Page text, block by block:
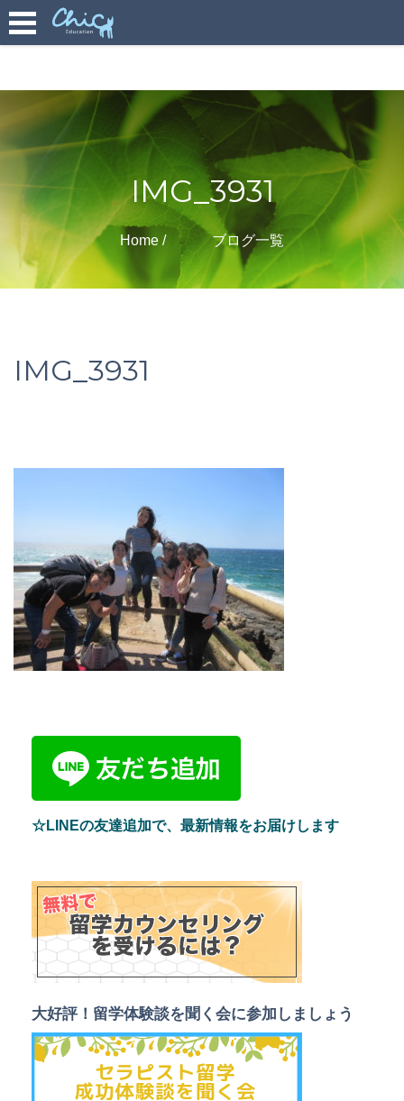
IMG_3931
Home ブログ一覧
IMG_3931
☆LINEの友達追加で、最新情報をお届けします
大好評！留学体験談を聞く会に参加しましょう